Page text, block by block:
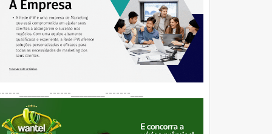
_______------________-------___